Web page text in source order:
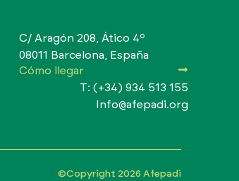
C/ Aragón 208, Ático 4º
08011 Barcelona, España
Cómo llegar
T: (+34) 934 513 155
Info@afepadi.org
©Copyright 2026 Afepadi